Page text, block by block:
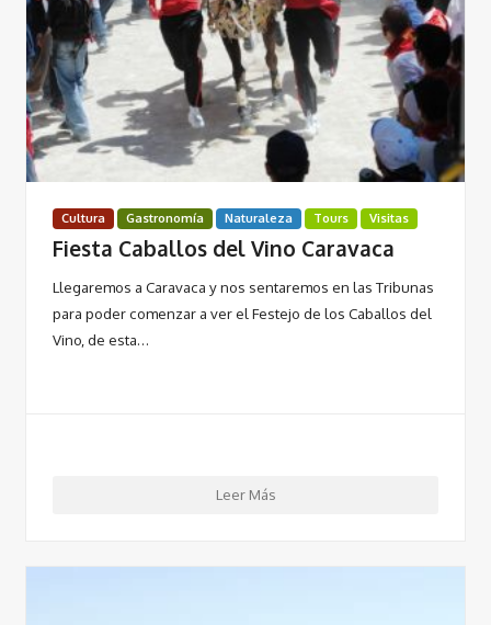
Cultura Gastronomía Naturaleza Tours Visitas
Fiesta Caballos del Vino Caravaca
Llegaremos a Caravaca y nos sentaremos en las Tribunas
para poder comenzar a ver el Festejo de los Caballos del
Vino, de esta…
Leer Más